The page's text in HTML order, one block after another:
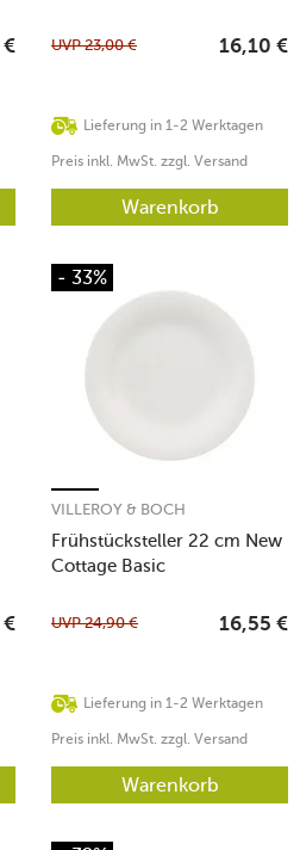
€
Lieferung in 1-2 Werktagen
UVP23,00 € 16,10 €
Preis inkl. MwSt. zzgl. Versand
Warenkorb
€
- 33%
Frühstücksteller 22 cm New
Cottage Basic
VILLEROY & BOCH
Lieferung in 1-2 Werktagen
UVP24,90 € 16,55 €
Preis inkl. MwSt. zzgl. Versand
Warenkorb